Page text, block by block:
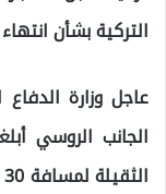
التركية بشأن
الجانب الروسي